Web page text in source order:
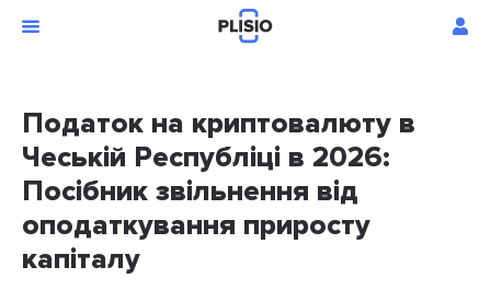
Податок на криптовалюту в
Чеській Республіці в 2026:
Посібник звільнення від
оподаткування приросту
капіталу